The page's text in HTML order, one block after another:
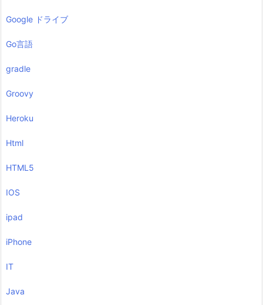
Google ドライブ
Go言語
gradle
Groovy
Heroku
Html
HTML5
IOS
ipad
iPhone
IT
Java